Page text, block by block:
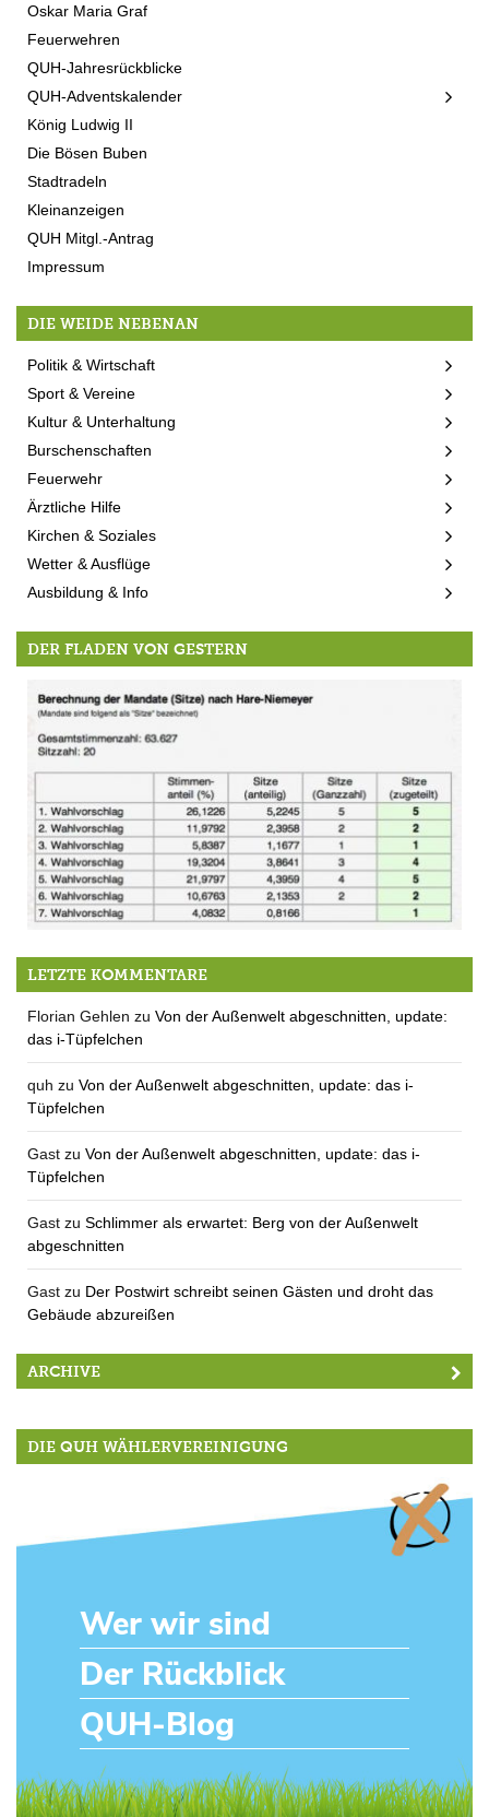
Oskar Maria Graf
Feuerwehren
QUH-Jahresrückblicke
QUH-Adventskalender
König Ludwig II
Die Bösen Buben
Stadtradeln
Kleinanzeigen
QUH Mitgl.-Antrag
Impressum
DIE WEIDE NEBENAN
Politik & Wirtschaft
Sport & Vereine
Kultur & Unterhaltung
Burschenschaften
Feuerwehr
Ärztliche Hilfe
Kirchen & Soziales
Wetter & Ausflüge
Ausbildung & Info
DER FLADEN VON GESTERN
Hereinbrechende Neuigkeit: QUH fehlt weniger als 1 Wahlzettel zum Zusatzmandat
LETZTE KOMMENTARE
Florian Gehlen zu Von der Außenwelt abgeschnitten, update:
das i-Tüpfelchen
quh zu Von der Außenwelt abgeschnitten, update: das i-
Tüpfelchen
Gast zu Von der Außenwelt abgeschnitten, update: das i-
Tüpfelchen
Gast zu Schlimmer als erwartet: Berg von der Außenwelt
abgeschnitten
Gast zu Der Postwirt schreibt seinen Gästen und droht das
Gebäude abzureißen
ARCHIVE
DIE QUH WÄHLERVEREINIGUNG
Wer wir sind
Der Rückblick
QUH-Blog